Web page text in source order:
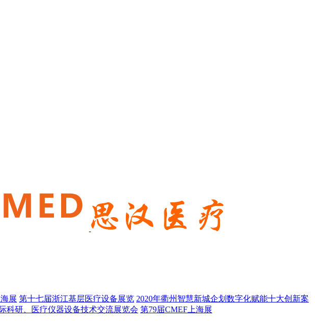
展 第十七届浙江基层医疗设备展览 2020年衢州智慧新城企划数字化赋能十大创新案
科研、医疗仪器设备技术交流展览会 第79届CMEF上海展